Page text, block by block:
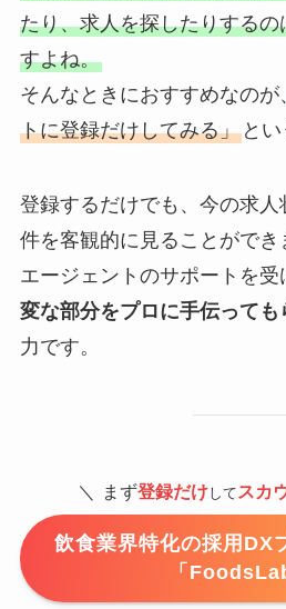
たり、求人を探したりする
すよね。
そんなときにおすすめなのが
トに登録だけしてみる」とい
登録するだけでも、今の求
件を客観的に見ることができ
エージェントのサポートを受
変な部分をプロに手伝っても
力です。
＼ まず登録だけして スカ
飲食業界特化の採用DX
「